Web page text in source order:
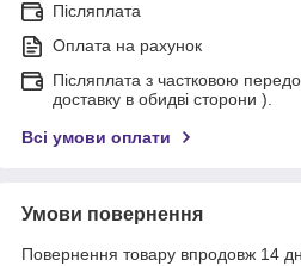
Післяплата
Оплата на рахунок
Післяплата з частковою
доставку в обидві сторони ).
Всі умови оплати
Умови повернення
Повернення товару впродовж 14